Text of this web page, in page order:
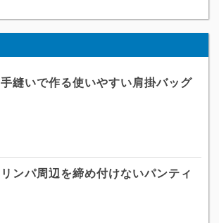
手縫いで作る使いやすい肩掛バッグ
リンパ周辺を締め付けないパンティ